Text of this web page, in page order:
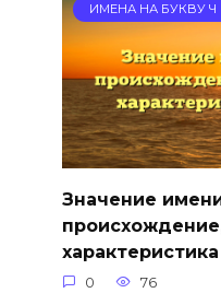
ИМЕНА НА БУКВУ Ч
Значение
0 76